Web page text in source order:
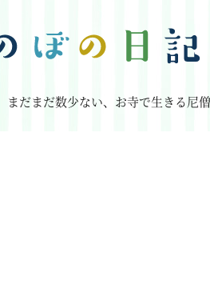
まだまだ数少ない、お寺で生きる尼